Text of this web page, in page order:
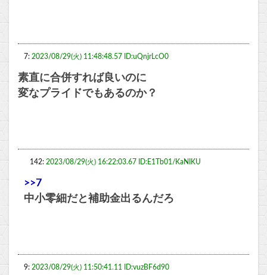
7: 2023/08/29(火) 11:48:48.57 ID:uQnjrLcO0
素直に合併すれば良いのに
変なプライドでもあるのか？
142: 2023/08/29(火) 16:22:03.67 ID:E1Tb01/KaNIKU
>>7
中小零細だと補助金出るんだろ
9: 2023/08/29(火) 11:50:41.11 ID:vuzBF6d90